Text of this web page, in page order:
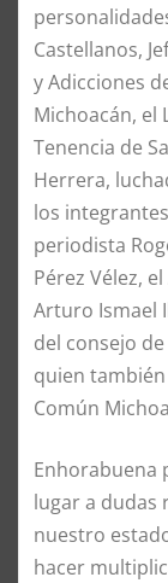
Castellanos,
y Adicciones
Michoacán, el
Tenencia de
Herrera,
los
periodista
Pérez Vélez,
Arturo Ismael
del consejo
quien
Común
Enhorabuena
lugar a dudas
nuestro
hacer